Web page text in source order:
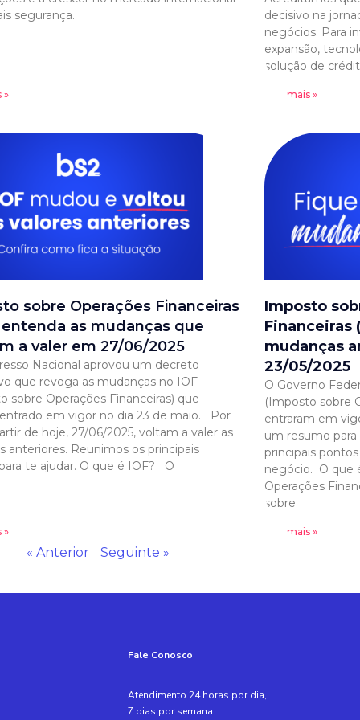
segurança.
»
decisivo na
negócios. Para
expansão,
solução de
Leia mais »
sobre Operações Financeiras
entenda as mudanças que
a valer em 27/06/2025
Nacional aprovou um decreto
que revoga as mudanças no IOF
sobre Operações Financeiras) que
em vigor no dia 23 de maio. Por
de hoje, 27/06/2025, voltam a valer as
anteriores. Reunimos os principais
te ajudar. O que é IOF? O
»
Imposto
Financeiras
mudanças
23/05/2025
O Governo
(Imposto sobre
entraram em
um resumo
principais
negócio. O que
Operações
sobre
Leia mais »
« Anterior Seguinte »
Fale Conosco
Atendimento 24 horas por dia,
7 dias por semana